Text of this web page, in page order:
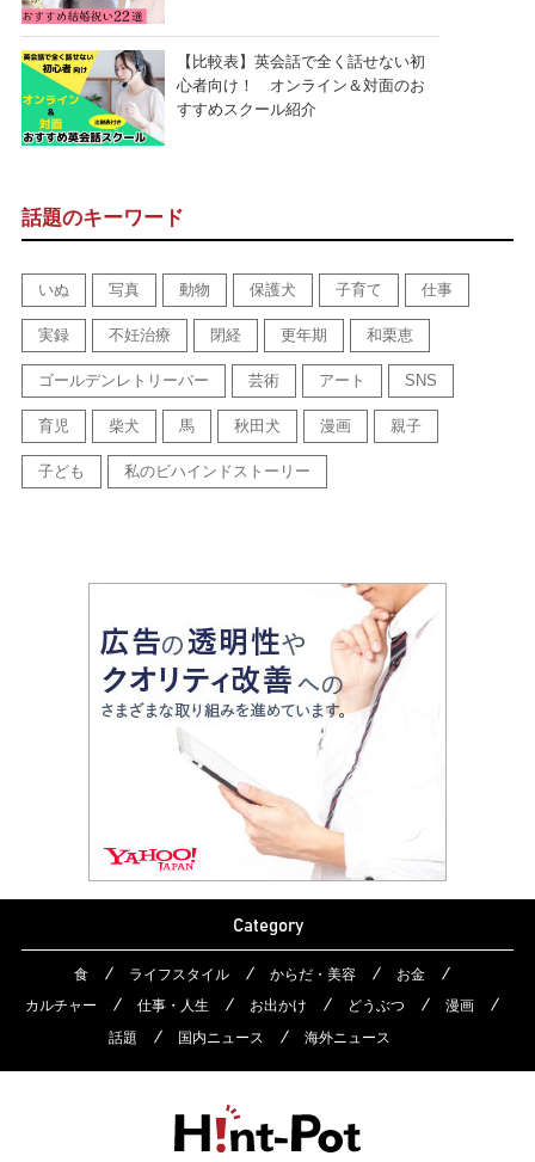
【比較表】英会話で全く話せない初
心者向け！ オンライン＆対面のお
すすめスクール紹介
話題のキーワード
いぬ 写真 動物 保護犬 子育て 仕事
実録 不妊治療 閉経 更年期 和栗恵
ゴールデンレトリーバー 芸術 アート SNS
育児 柴犬 馬 秋田犬 漫画 親子
子ども 私のビハインドストーリー
Category
食 ライフスタイル からだ・美容
お金
カルチャー
仕事・人生 お出かけ どうぶつ
漫画
話題
国内ニュース 海外ニュース